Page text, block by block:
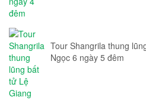
Tour Shangrila thung
Ngọc 6 ngày 5 đêm